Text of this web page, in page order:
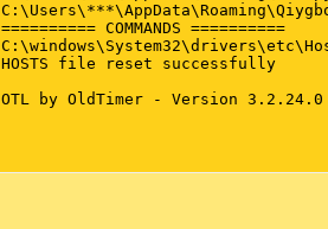
========== COMMANDS ==========
HOSTS file reset successfully
OTL by OldTimer - Version 3.2.24.0